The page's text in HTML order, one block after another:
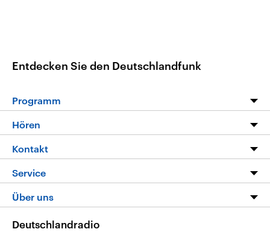
Entdecken Sie den Deutschlandfunk
Programm
Programm
Die Nachrichten
Nachrichtenleicht
Neue Beiträge auf dlf.de
Hören
Livestream
Podcasts
Deutschlandfunk App
Nachrichten App
Kontakt
Hörerservice
Service
FAQ
Über uns
Deutschlandradio